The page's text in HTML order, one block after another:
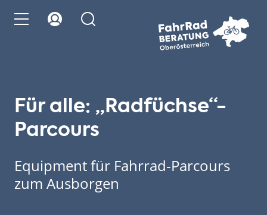
Für alle: „Radfüchse“-
Parcours
Equipment für Fahrrad-Parcours
zum Ausborgen